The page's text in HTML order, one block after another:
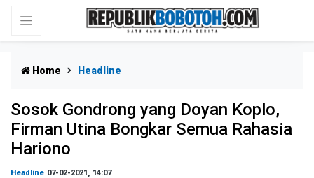
Home Headline
Sosok Gondrong yang Doyan Koplo,
Firman Utina Bongkar Semua Rahasia
Hariono
Headline 07-02-2021, 14:07